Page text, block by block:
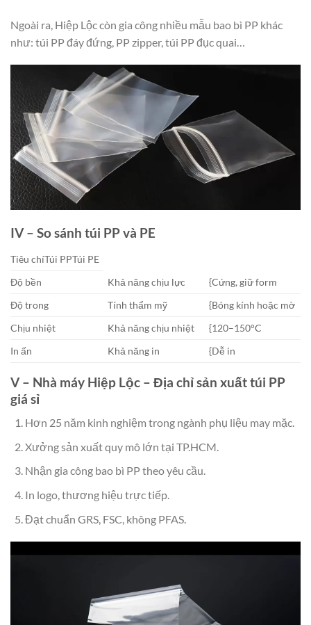
Ngoài ra, Hiệp Lộc còn gia công nhiều mẫu bao bì PP khác
như: túi PP đáy đứng, PP zipper, túi PP đục quai…
IV – So sánh túi PP và PE
Tiêu chíTúi PPTúi PE
Độ bền
Khả năng chịu lực
{Cứng, giữ form
Độ trong
Tính thẩm mỹ
{Bóng kính hoặc mờ
Chịu nhiệt
Khả năng chịu nhiệt
{120–150°C
In ấn
Khả năng in {Dễ in
V – Nhà máy Hiệp Lộc – Địa chỉ sản xuất túi PP
giá sỉ
Hơn 25 năm kinh nghiệm trong ngành phụ liệu may mặc.
Xưởng sản xuất quy mô lớn tại TP.HCM.
Nhận gia công bao bì PP theo yêu cầu.
In logo, thương hiệu trực tiếp.
Đạt chuẩn GRS, FSC, không PFAS.